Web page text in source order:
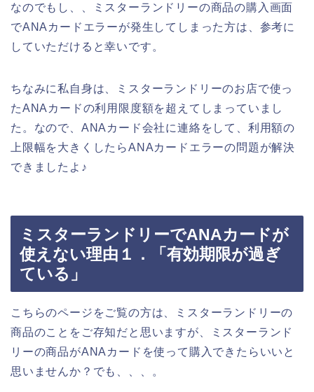
なのでもし、、ミスターランドリーの商品の購入画面
でANAカードエラーが発生してしまった方は、参考に
していただけると幸いです。
ちなみに私自身は、ミスターランドリーのお店で使っ
たANAカードの利用限度額を超えてしまっていまし
た。なので、ANAカード会社に連絡をして、利用額の
上限幅を大きくしたらANAカードエラーの問題が解決
できましたよ♪
ミスターランドリーでANAカードが
使えない理由１．「有効期限が過ぎ
ている」
こちらのページをご覧の方は、ミスターランドリーの
商品のことをご存知だと思いますが、ミスターランド
リーの商品がANAカードを使って購入できたらいいと
思いませんか？でも、、、。